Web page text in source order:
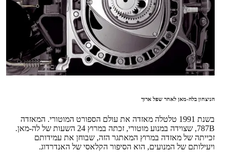
הניצחון בלה-מאן לאחר שפל ארוך
בשנת 1991 טלטלה מאזדה את עולם הספורט המוטורי. המאזדה
787B, שצוידה במנוע מוטורי, זכתה במרוץ 24 השעות של לה-מאן.
זכייתה של מאזדה במרוץ המאתגר הזה, שבוחן את עמידותם
ויעילותם של המנועים, הוא הסיפור הקלאסי של האנדרדוג.